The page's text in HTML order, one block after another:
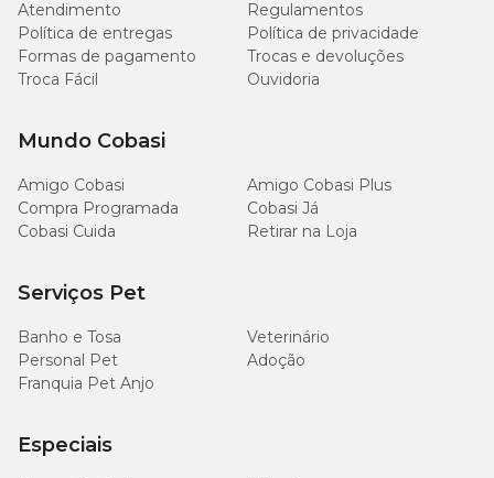
Arranhador para gato com preço justo? Só na
Cobasi!
Já escolheu o tipo de arranhador que mais combina com o
aproveite as promoções!
Na Cobasi, você encontra
arranhadores para gatos
São diversas opções de modelos, materiais e tamanhos,
ideais para proteger seus móveis e deixar seu pet mais feliz
e ativo.
Aproveite também para conferir nossas categorias de
itens de enriquecimento ambiental felino.
Atendimento
Regulamentos
Política de entregas
Política de privacidade
Formas de pagamento
Trocas e devoluções
Troca Fácil
Ouvidoria
Mundo Cobasi
Amigo Cobasi
Amigo Cobasi Plus
Compra Programada
Cobasi Já
Cobasi Cuida
Retirar na Loja
Serviços Pet
Banho e Tosa
Veterinário
Personal Pet
Adoção
Franquia Pet Anjo
Especiais